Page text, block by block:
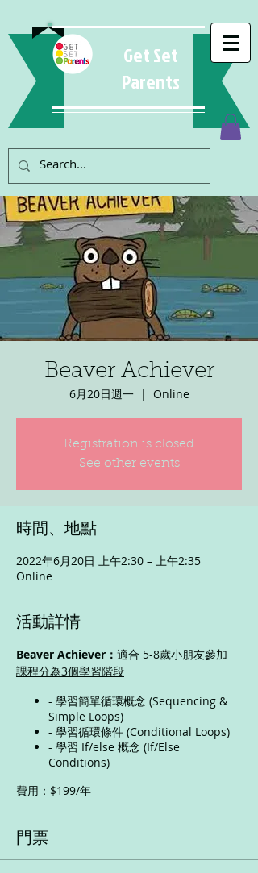
Get Set
Parents
Beaver Achiever
6月20日週一
  |
Online
Registration is closed
See other events
時間、地點
2022年6月20日 上午2:30 – 上午2:35
Online
活動詳情
Beaver Achiever： 適合 5-8歲小朋友參加
課程分為3個學習階段
- 學習簡單循環概念 (Sequencing &
Simple Loops)
- 學習循環條件 (Conditional Loops)
- 學習 If/else 概念 (If/Else
Conditions)
費用：$199/年
門票